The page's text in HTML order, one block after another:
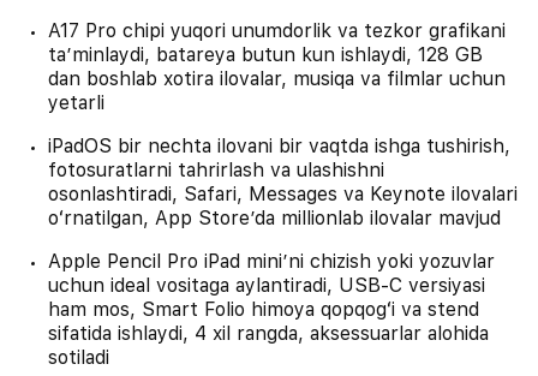
A17 Pro chipi yuqori unumdorlik va tezkor grafikani
taʼminlaydi, batareya butun kun ishlaydi, 128 GB
dan boshlab xotira ilovalar, musiqa va filmlar uchun
yetarli
iPadOS bir nechta ilovani bir vaqtda ishga tushirish,
fotosuratlarni tahrirlash va ulashishni
osonlashtiradi, Safari, Messages va Keynote ilovalari
oʻrnatilgan, App Store’da millionlab ilovalar mavjud
Apple Pencil Pro iPad miniʼni chizish yoki yozuvlar
uchun ideal vositaga aylantiradi, USB-C versiyasi
ham mos, Smart Folio himoya qopqogʻi va stend
sifatida ishlaydi, 4 xil rangda, aksessuarlar alohida
sotiladi